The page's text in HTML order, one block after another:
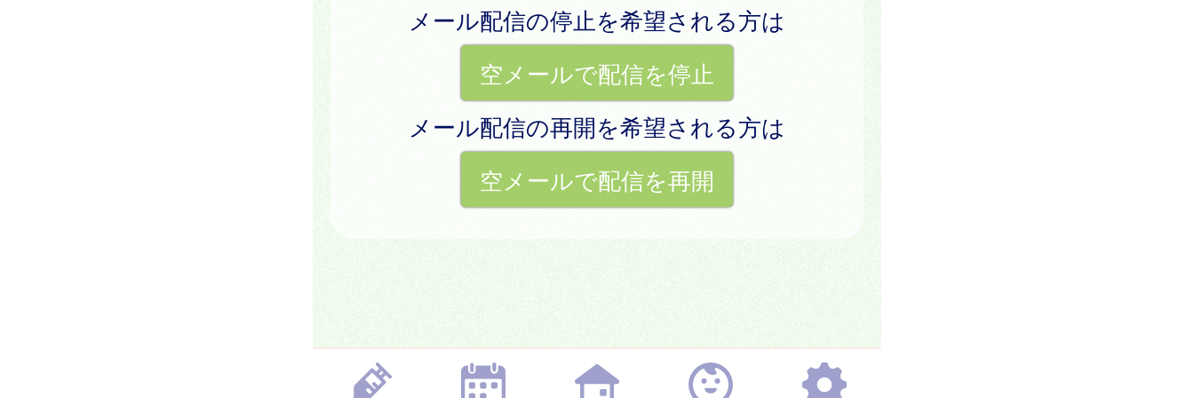
メール配信の停止を希望される方は
空メールで配信を停止
メール配信の再開を希望される方は
空メールで配信を再開